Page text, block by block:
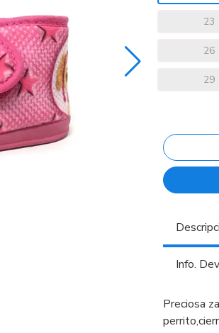
23
26
29
Info.
Preciosa